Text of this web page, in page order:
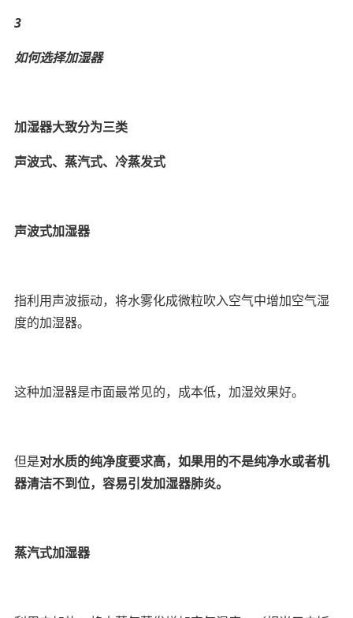
3
如何选择加湿器
加湿器大致分为三类
声波式、蒸汽式、冷蒸发式
声波式加湿器
指利用声波振动，将水雾化成微粒吹入空气中增加空气湿
度的加湿器。
这种加湿器是市面最常见的，成本低，加湿效果好。
但是对水质的纯净度要求高，如果用的不是纯净水或者机
器清洁不到位，容易引发加湿器肺炎。
蒸汽式加湿器